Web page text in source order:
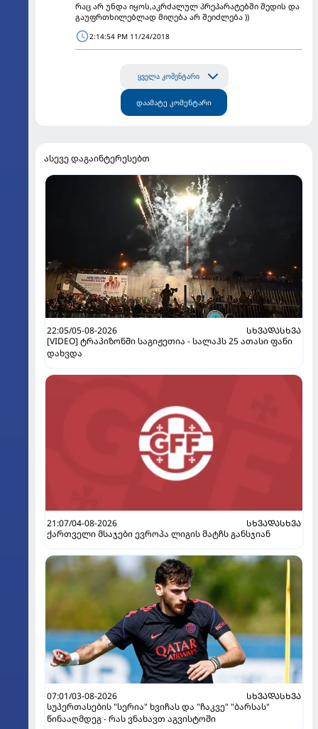
რაც არ უნდა იყოს,აკრძალულ პრეპარატებში შედის და
გაუფრთხილებლად მიღება არ შეიძლება ))
2:14:54 PM 11/24/2018
ყველა კომენტარი
დაამატე კომენტარი
ასევე დაგაინტერესებთ
22:05/05-08-2026
ᲡᲮᲕᲐᲓᲐᲡᲮᲕᲐ
[VIDEO] ტრაპიზონში საგიჟეთია - სალაჰს 25 ათასი ფანი
დახვდა
21:07/04-08-2026
ᲡᲮᲕᲐᲓᲐᲡᲮᲕᲐ
ქართველი მსაჯები ევროპა ლიგის მატჩს განსჯიან
07:01/03-08-2026
ᲡᲮᲕᲐᲓᲐᲡᲮᲕᲐ
სუპერთასების "სერია" ხვიჩას და "ჩაკვე" "ბარსას"
წინააღმდეგ - რას ვნახავთ აგვისტოში